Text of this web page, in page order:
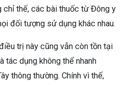
chỉ thế, các bài thuốc từ Đông y
đối tượng sử dụng khác nhau.
trị này cũng vẫn còn tồn tại
tác dụng không thể nhanh
thông thường. Chính vì thế,